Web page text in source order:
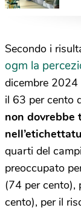
Secondo i
ogm la
dicembre 2024
il 63 per cento
non dovrebbe
quarti del
preoccupato
(74 per cento),
cento), per il